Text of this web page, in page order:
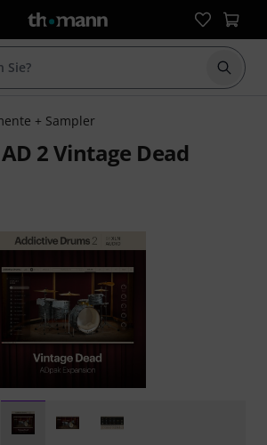
Suche
+ Sampler
2 Vintage Dead
5 Sternen aus 3 Kundenbewertungen